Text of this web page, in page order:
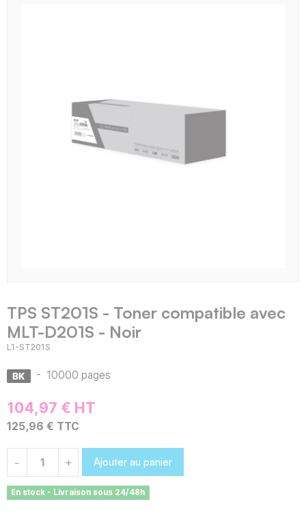
TPS ST201S - Toner compatible avec
MLT-D201S - Noir
L1-ST201S
- 10000 pages
104,97 € HT
125,96 € TTC
- + Ajouter au panier
En stock - Livraison sous 24/48h